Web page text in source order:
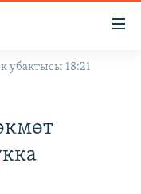
убактысы 18:21